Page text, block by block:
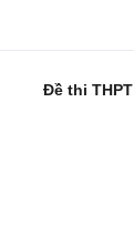
Đề thi THPT